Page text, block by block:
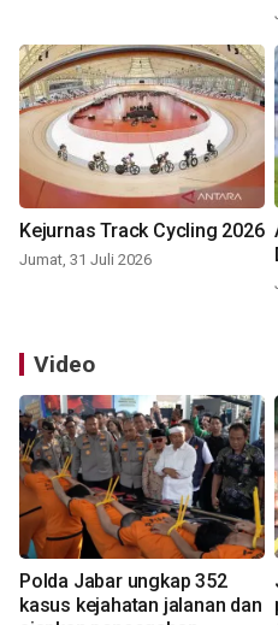
Kejurnas Track Cycling 2026
Jumat, 31 Juli 2026
Video
Polda Jabar ungkap 352
kasus kejahatan jalanan dan